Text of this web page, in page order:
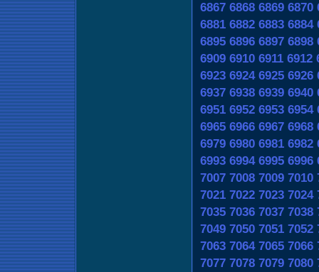
6867 6868 6869 6870
6881 6882 6883 6884
6895 6896 6897 6898
6909 6910 6911 6912
6923 6924 6925 6926
6937 6938 6939 6940
6951 6952 6953 6954
6965 6966 6967 6968
6979 6980 6981 6982
6993 6994 6995 6996
7007 7008 7009 7010
7021 7022 7023 7024
7035 7036 7037 7038
7049 7050 7051 7052
7063 7064 7065 7066
7077 7078 7079 7080